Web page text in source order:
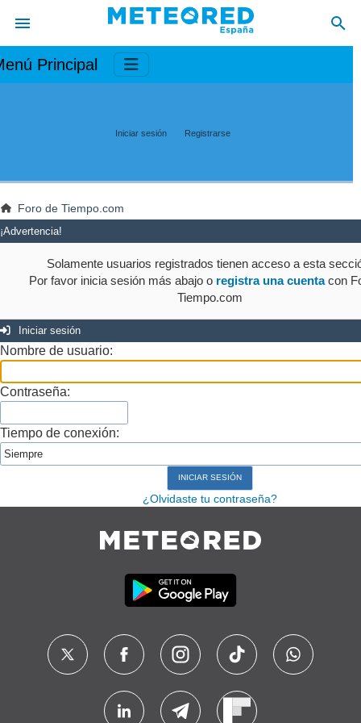
Principal
Iniciar sesión Registrarse
Foro de Tiempo.com
¡Advertencia!
Solamente usuarios registrados tienen acceso a esta
Por favor inicia sesión más abajo o registra una cuentacon
Tiempo.com
Iniciar sesión
Nombre de usuario:
Contraseña:
Tiempo de conexión:
¿Olvidaste tu contraseña?